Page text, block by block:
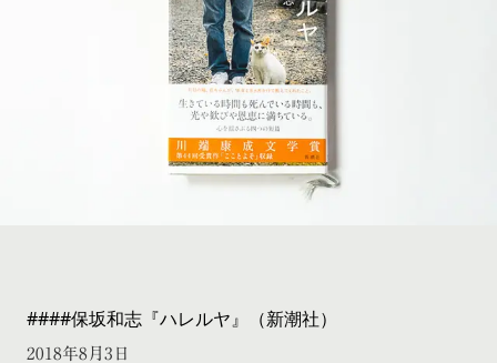
####保坂和志『ハレルヤ』（新潮社）
2018年8月3日